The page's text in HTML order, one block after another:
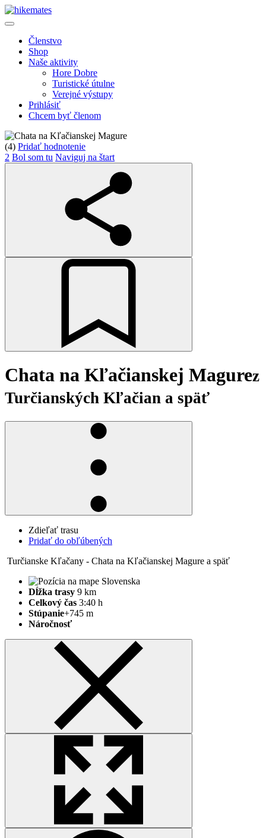
Členstvo
Shop
Naše aktivity
Hore Dobre
Turistické útulne
Verejné výstupy
Prihlásiť
Chcem byť členom
(4) Pridať hodnotenie
2 Bol som tu Naviguj na štart
Chata na Kľačianskej Magurez
Turčianských Kľačian a späť
Zdieľať trasu
Pridať do obľúbených
Turčianske Kľačany - Chata na Kľačianskej Magure a späť
Dĺžka trasy 9 km
Celkový čas 3:40 h
Stúpanie+745 m
Náročnosť